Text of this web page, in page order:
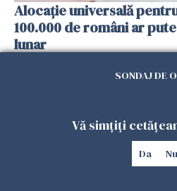
Alocație universală
100.000 de români ar
lunar
SONDAJ DE
Vă simțiți
Da Nu